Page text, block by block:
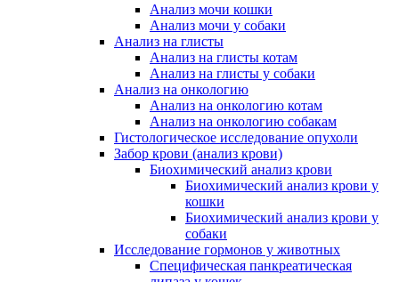
Анализ мочи кошки
Анализ мочи у собаки
Анализ на глисты
Анализ на глисты котам
Анализ на глисты у собаки
Анализ на онкологию
Анализ на онкологию котам
Анализ на онкологию собакам
Гистологическое исследование опухоли
Забор крови (анализ крови)
Биохимический анализ крови
Биохимический анализ крови у
кошки
Биохимический анализ крови у
собаки
Исследование гормонов у животных
Специфическая панкреатическая